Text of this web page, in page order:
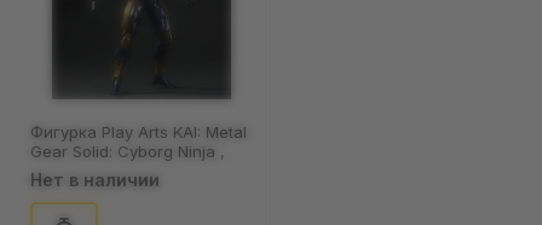
Фигурка Play Arts KAI: Metal
Gear Solid: Cyborg Ninja ,
(44288)
Нет в наличии